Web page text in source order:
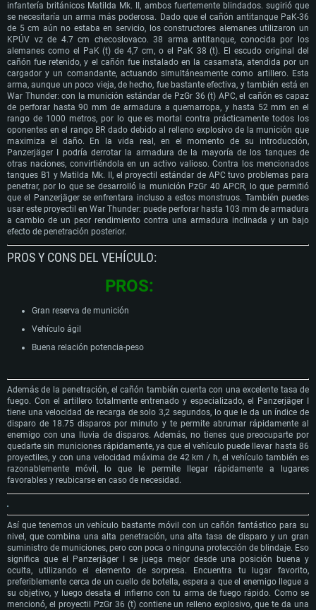
infantería británicos Matilda Mk. II, ambos fuertemente blindados. sugirió que
se necesitaría un arma más poderosa. Dado que el cañón antitanque PaK-36
de 5 cm aún no estaba en servicio, los constructores alemanes utilizaron un
KPÚV vz de 4.7 cm checoslovaco. 38 arma antitanque, conocida por los
alemanes como el PaK (t) de 4,7 cm, o el PaK 38 (t). El escudo original del
cañón fue retenido, y el cañón fue instalado en la casamata, atendida por un
cargador y un comandante, actuando simultáneamente como artillero. Esta
arma, aunque un poco vieja, de hecho, fue bastante efectiva, y también está en
War Thunder: con la munición estándar de PzGr 36 (t) APC, el cañón es capaz
de perforar hasta 90 mm de armadura a quemarropa, y hasta 52 mm en el
rango de 1000 metros, por lo que es mortal contra prácticamente todos los
oponentes en el rango BR dado debido al relleno explosivo de la munición que
maximiza el daño. En la vida real, en el momento de su introducción,
Panzerjäger I podría derrotar la armadura de la mayoría de los tanques de
otras naciones, convirtiéndola en un activo valioso. Contra los mencionados
tanques B1 y Matilda Mk. II, el proyectil estándar de APC tuvo problemas para
penetrar, por lo que se desarrolló la munición PzGr 40 APCR, lo que permitió
que el Panzerjäger se enfrentara incluso a estos monstruos. También puedes
usar este proyectil en War Thunder: puede perforar hasta 103 mm de armadura
a cambio de un peor rendimiento contra una armadura inclinada y un bajo
efecto de penetración posterior.
PROS Y CONS DEL VEHÍCULO:
PROS:
Gran reserva de munición
Vehículo ágil
Buena relación potencia-peso
Además de la penetración, el cañón también cuenta con una excelente tasa de
fuego. Con el artillero totalmente entrenado y especializado, el Panzerjäger I
tiene una velocidad de recarga de solo 3,2 segundos, lo que le da un índice de
disparo de 18.75 disparos por minuto y te permite abrumar rápidamente al
enemigo con una lluvia de disparos. Además, no tienes que preocuparte por
quedarte sin municiones rápidamente, ya que el vehículo puede llevar hasta 86
proyectiles, y con una velocidad máxima de 42 km / h, el vehículo también es
razonablemente móvil, lo que le permite llegar rápidamente a lugares
favorables y reubicarse en caso de necesidad.
Así que tenemos un vehículo bastante móvil con un cañón fantástico para su
nivel, que combina una alta penetración, una alta tasa de disparo y un gran
suministro de municiones, pero con poca o ninguna protección de blindaje. Eso
significa que el Panzerjäger I se juega mejor desde una posición buena y
oculta, utilizando el elemento de sorpresa. Encuentra tu lugar favorito,
preferiblemente cerca de un cuello de botella, espera a que el enemigo llegue a
su objetivo, y luego desata el infierno con tu arma de fuego rápido. Como se
mencionó, el proyectil PzGr 36 (t) contiene un relleno explosivo, que te da una